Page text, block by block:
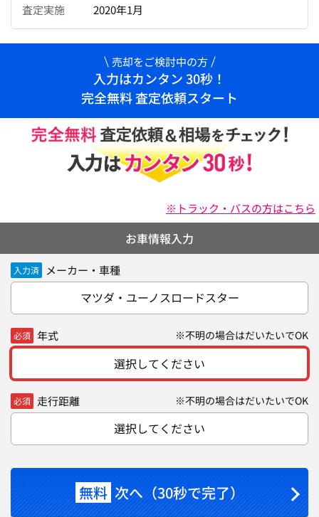
査定実施
2020年1月
売却をご検討中の方
入力はカンタン 30秒！
完全無料 査定依頼スタート
※トラック・バスの方はこちら
お車情報入力
入力済 メーカー・車種
マツダ・ユーノスロードスター
必須 年式 ※不明の場合はだいたいでOK
選択してください
必須 走行距離 ※不明の場合はだいたいでOK
選択してください
無料 次へ（30秒で完了）